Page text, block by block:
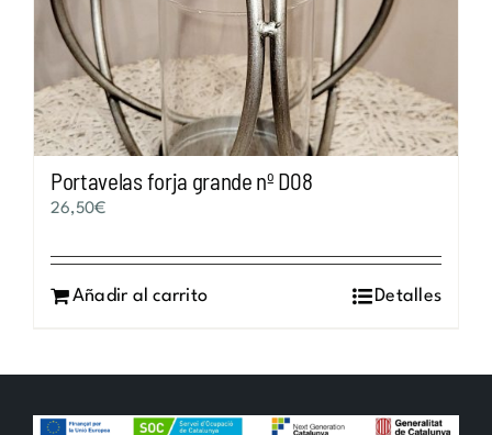
Portavelas forja grande nº D08
26,50€
Añadir al carrito Detalles